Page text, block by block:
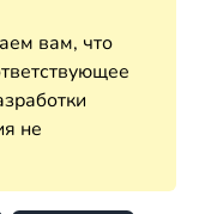
вам, что
не